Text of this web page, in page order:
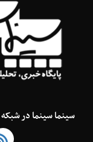
سینما سینما در